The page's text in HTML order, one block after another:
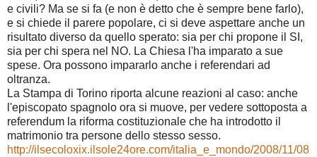
e civili? Ma se si fa (e non è detto che è sempre bene farlo),
e si chiede il parere popolare, ci si deve aspettare anche un
risultato diverso da quello sperato: sia per chi propone il SI,
sia per chi spera nel NO. La Chiesa l'ha imparato a sue
spese. Ora possono impararlo anche i referendari ad
oltranza.
La Stampa di Torino riporta alcune reazioni al caso: anche
l'episcopato spagnolo ora si muove, per vedere sottoposta a
referendum la riforma costituzionale che ha introdotto il
matrimonio tra persone dello stesso sesso.
http://ilsecoloxix.ilsole24ore.com/italia_e_mondo/2008/11/08